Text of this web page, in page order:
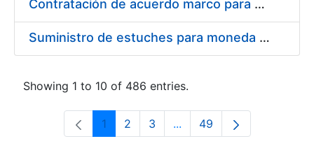
Contratación de acuerdo marco para el Suministro de Material de Electricidad para la Fábrica Nacional de Moneda y Timbre-Real Casa de la Moneda en su centro de trabajo de Burgos
Suministro de estuches para moneda de 30 €
Showing 1 to 10 of 486 entries.
Page
1 Page
2 Page
3 ...Intermediate Pages Use
Page
49